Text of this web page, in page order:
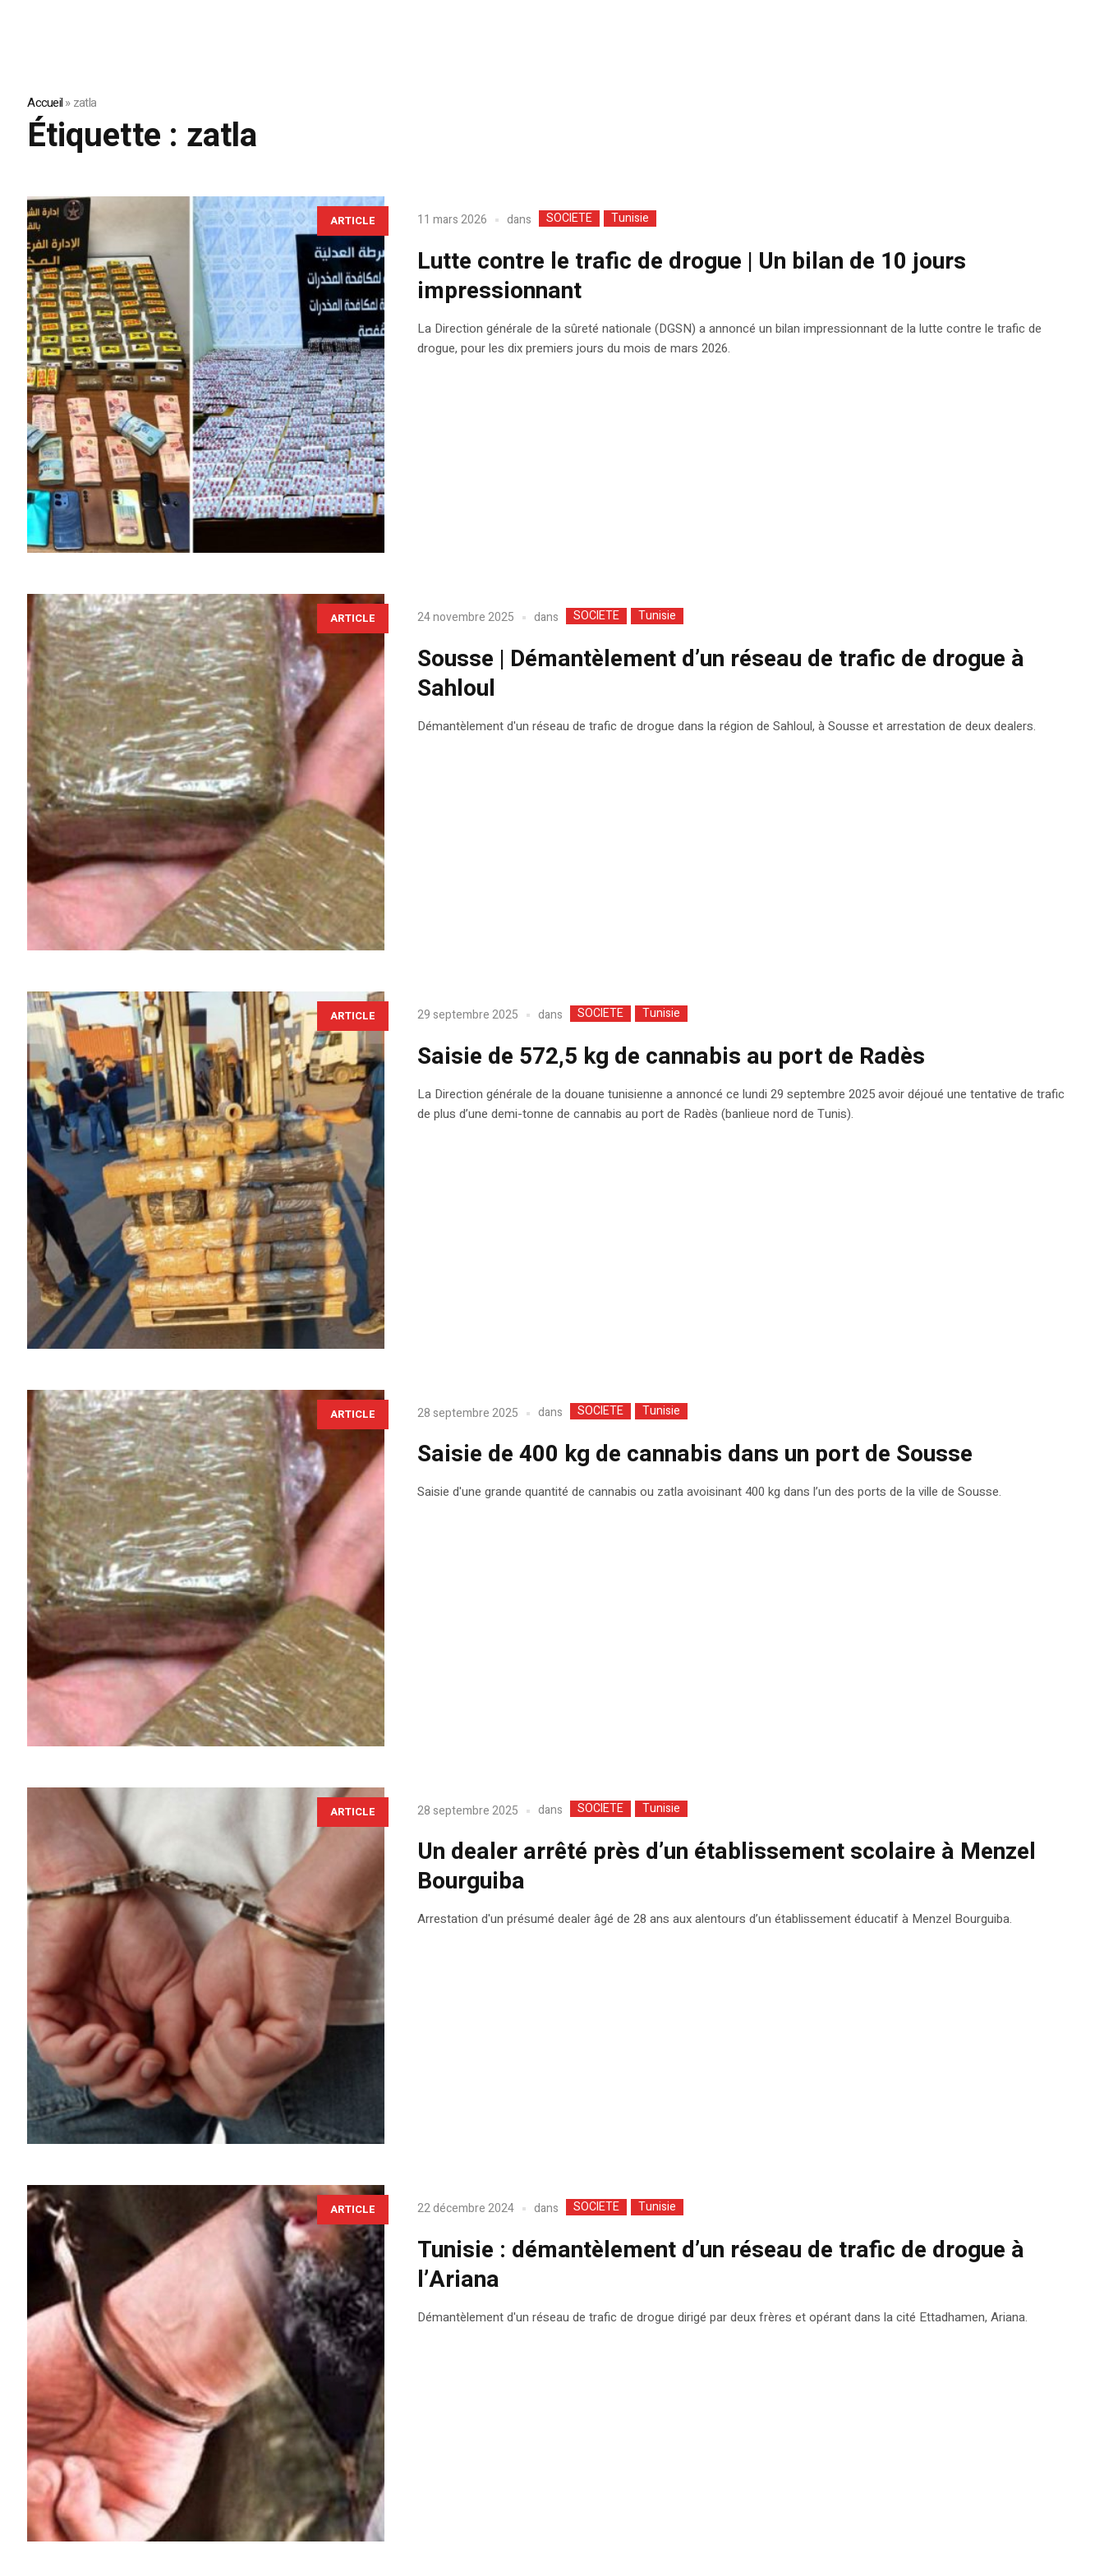
Accueil»zatla
Étiquette : zatla
ARTICLE 11 mars 2026 dans SOCIETE Tunisie
Lutte contre le trafic de drogue | Un bilan de 10 jours
impressionnant
La Direction générale de la sûreté nationale (DGSN) a annoncé un bilan impressionnant de la lutte contre le trafic de
drogue, pour les dix premiers jours du mois de mars 2026.
ARTICLE 24 novembre 2025 dans SOCIETE Tunisie
Sousse | Démantèlement d’un réseau de trafic de drogue à
Sahloul
Démantèlement d'un réseau de trafic de drogue dans la région de Sahloul, à Sousse et arrestation de deux dealers.
ARTICLE 29 septembre 2025 dans SOCIETE Tunisie
Saisie de 572,5 kg de cannabis au port de Radès
La Direction générale de la douane tunisienne a annoncé ce lundi 29 septembre 2025 avoir déjoué une tentative de trafic
de plus d’une demi-tonne de cannabis au port de Radès (banlieue nord de Tunis).
ARTICLE 28 septembre 2025 dans SOCIETE Tunisie
Saisie de 400 kg de cannabis dans un port de Sousse
Saisie d'une grande quantité de cannabis ou zatla avoisinant 400 kg dans l’un des ports de la ville de Sousse.
ARTICLE 28 septembre 2025 dans SOCIETE Tunisie
Un dealer arrêté près d’un établissement scolaire à Menzel
Bourguiba
Arrestation d'un présumé dealer âgé de 28 ans aux alentours d’un établissement éducatif à Menzel Bourguiba.
ARTICLE 22 décembre 2024 dans SOCIETE Tunisie
Tunisie : démantèlement d’un réseau de trafic de drogue à
l’Ariana
Démantèlement d'un réseau de trafic de drogue dirigé par deux frères et opérant dans la cité Ettadhamen, Ariana.